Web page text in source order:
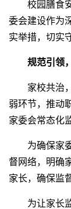
校园膳食
委会建设作为
实举措，切实
规范引领
家校共治
弱环节，推动
家委会常态化
为确保家
督网络，明确
家长，确保监
为让家长